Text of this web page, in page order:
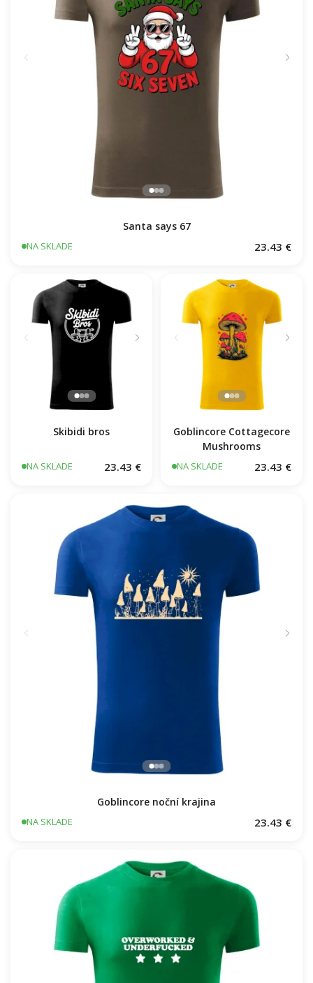
Santa says 67
NA SKLADE 23.43 €
Skibidi bros
NA SKLADE 23.43 €
Goblincore Cottagecore
Mushrooms
NA SKLADE 23.43 €
Goblincore noční krajina
NA SKLADE 23.43 €